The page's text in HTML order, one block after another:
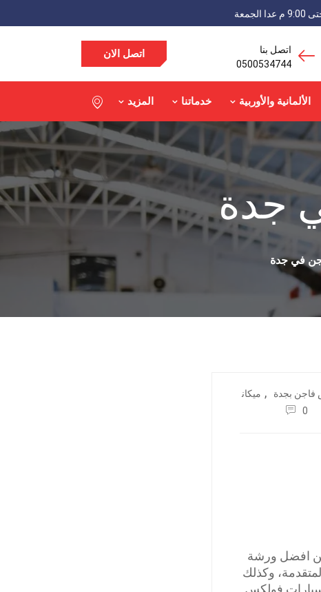
اتصل بنا
0500534744
اتصل الان
الألمانية والأوربية خدماتنا المزيد
جدة
في جدة
فاجن بجدة , ميكان
0
عن افضل ورشة
وكذلك
فولكس